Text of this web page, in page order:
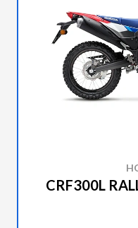
CRF300L